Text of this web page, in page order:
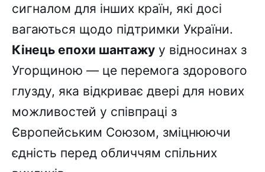
сигналом для інших країн, які досі
вагаються щодо підтримки України.
Кінець епохи шантажу у відносинах з
Угорщиною — це перемога здорового
глузду, яка відкриває двері для нових
можливостей у співпраці з
Європейським Союзом, зміцнюючи
єдність перед обличчям спільних